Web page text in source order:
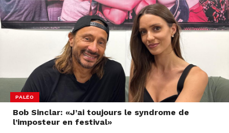
PALÉO
Bob Sinclar: «J’ai toujours le syndrome de
l’imposteur en festival»